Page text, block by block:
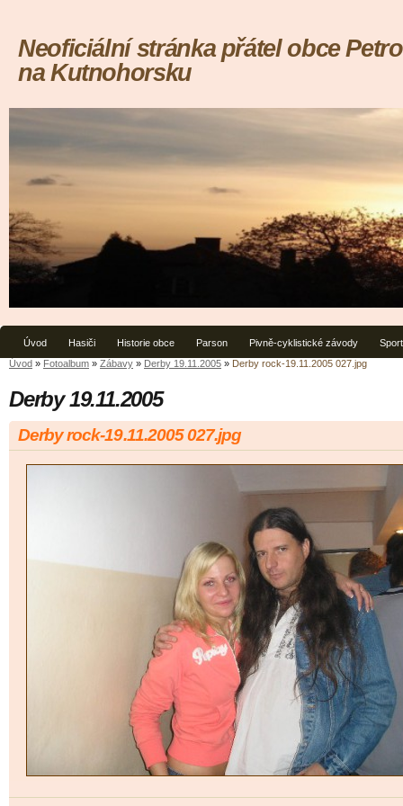
Neoficiální stránka přátel obce
na Kutnohorsku
Úvod Hasiči Historie obce Parson Pivně-cyklistické závody
Úvod » Fotoalbum » Zábavy » Derby 19.11.2005 » Derby rock-19.11.2005 027.jpg
Derby 19.11.2005
Derby rock-19.11.2005 027.jpg